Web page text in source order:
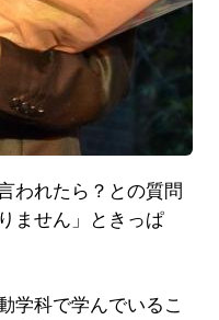
われたら？との質問
ません」ときっぱ
学科で学んでいるこ